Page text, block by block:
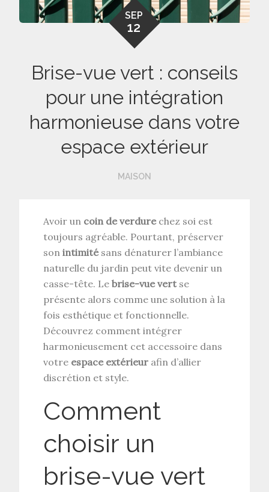
SEP
12
Brise-vue vert : conseils
pour une intégration
harmonieuse dans votre
espace extérieur
MAISON
Avoir un coin de verdurechez soi est
toujours agréable. Pourtant, préserver
sonintimitésans dénaturer l’ambiance
naturelle du jardin peut vite devenir un
casse-tête. Lebrise-vue vertse
présente alors comme une solution à la
fois esthétique et fonctionnelle.
Découvrez comment intégrer
harmonieusement cet accessoire dans
votre espace extérieur afin d’allier
discrétion et style.
Comment
choisir un
brise-vue vert